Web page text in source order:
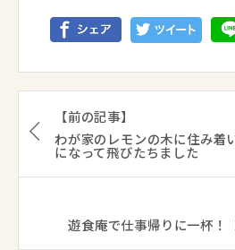
【前の記事】
わが家のレモンの木に住み着
になって飛びたちました
遊食庵で仕事帰りに一杯！